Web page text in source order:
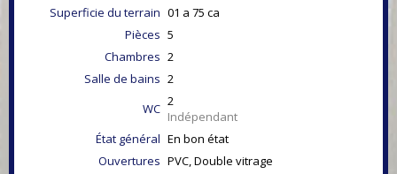
Superficie du terrain 01 a 75 ca
Pièces 5
Chambres 2
Salle de bains 2
WC 2
Indépendant
État général En bon état
Ouvertures PVC, Double vitrage